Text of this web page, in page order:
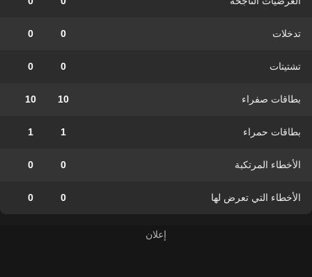
تدخلات 0
0
تشتيتات 0
0
بطاقات صفراء 10
10
بطاقات حمراء 1
1
الأخطاء المرتكبة 0
0
الأخطاء التي تعرض لها 0
0